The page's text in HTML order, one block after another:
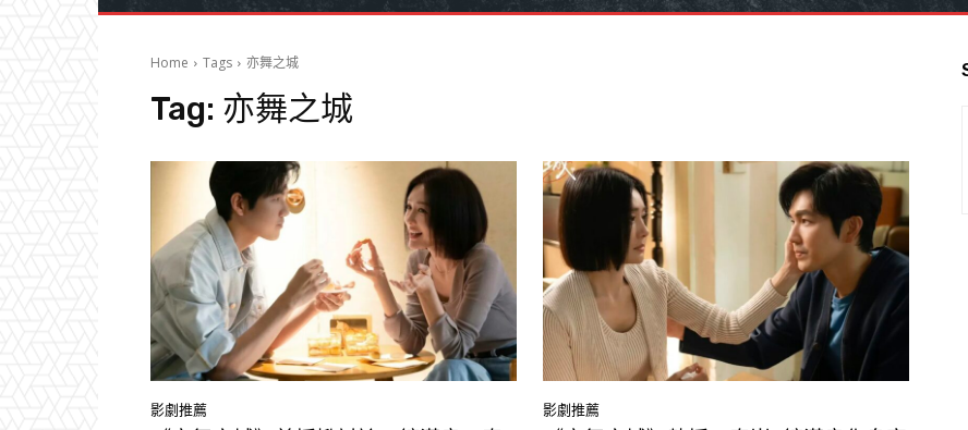
Home Tags 亦舞之城
Tag: 亦舞之城
影劇推薦 影劇推薦